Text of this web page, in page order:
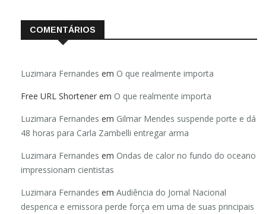
COMENTÁRIOS
Luzimara Fernandes em O que realmente importa
Free URL Shortener em O que realmente importa
Luzimara Fernandes em Gilmar Mendes suspende porte e dá
48 horas para Carla Zambelli entregar arma
Luzimara Fernandes em Ondas de calor no fundo do oceano
impressionam cientistas
Luzimara Fernandes em Audiência do Jornal Nacional
despenca e emissora perde força em uma de suas principais